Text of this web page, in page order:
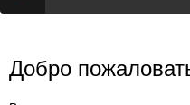
Добро